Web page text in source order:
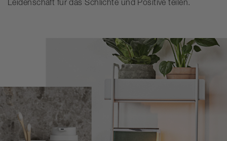
Leidenschaft für das Schlichte und Positive teilen.